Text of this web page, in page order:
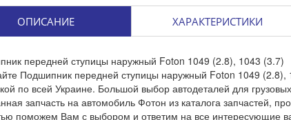
ОПИСАНИЕ ХАРАКТЕРИСТИКИ
передней ступицы наружный Foton 1049 (2.8), 1043 (3.7)
Подшипник передней ступицы наружный Foton 1049
по всей Украине. Большой выбор автодеталей для
запчасть на автомобиль Фотон из каталога запчастей,
поможем Вам с выбором и ответим на все интересующие